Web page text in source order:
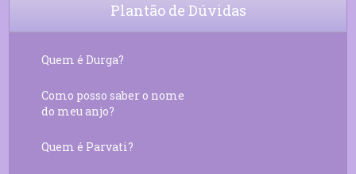
Plantão de Dúvidas
Quem é Durga?
Como posso saber o nome
do meu anjo?
Quem é Parvati?